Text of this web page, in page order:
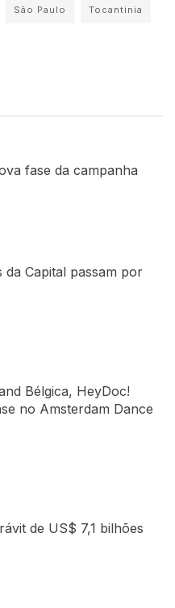
São Paulo Tocantinia
fase da campanha
Capital passam por
Bélgica, HeyDoc!
no Amsterdam Dance
de US$ 7,1 bilhões